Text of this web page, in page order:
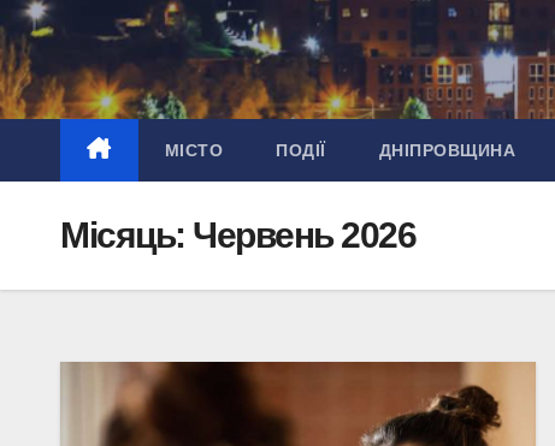
Перейти
до
вмісту
МІСТО ПОДІЇ ДНІПРОВЩИНА
Місяць: Червень 2026